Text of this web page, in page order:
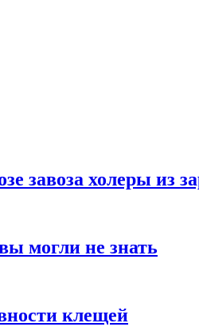
завоза холеры из
могли не знать
клещей